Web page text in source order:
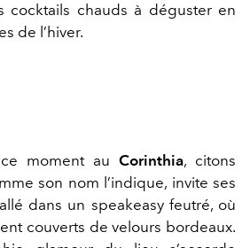
cocktails chauds à déguster en
de l’hiver.
ce moment auCorinthia, citons
son nom l’indique, invite ses
dans un speakeasy feutré, où
couverts de velours bordeaux.